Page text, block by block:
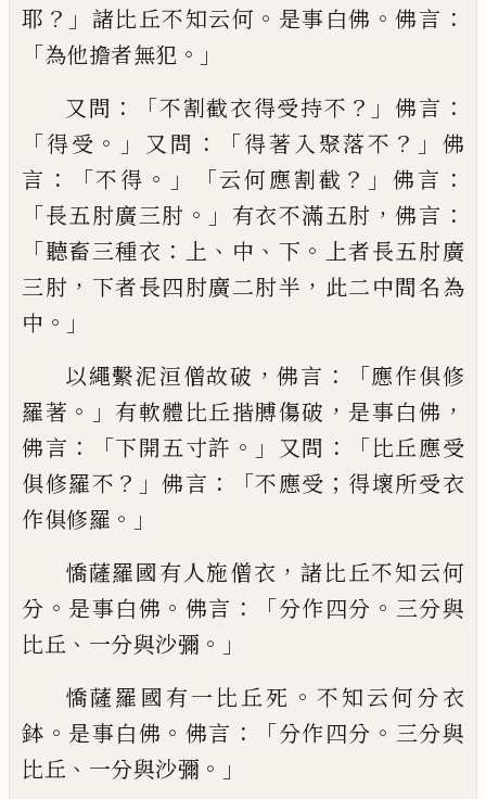
耶 ？」 諸比丘不知云何 。 是事白佛 。佛言 ：
「為他擔者無犯 。」
又問 ：「不割截衣得受持不 ？」佛言 ：
「得受 。」 又 問 ：「得著入聚落不 ？」 佛
言 ：「不得 。」「云何應割截 ？」 佛言 ：
「長五肘廣三肘 。」 有衣不滿五肘 ，佛言 ：
「聽畜三種衣 ： 上 、 中 、 下 。
上者長五肘廣
三肘 ， 下者長四肘廣二肘半 ， 此二中間名為
中 。」
以繩繫泥洹僧故破 ，佛言 ：「應作俱修
羅著 。」 有軟體比丘揩膊傷破 ， 是事白佛 ，
佛言 ：「下開五寸許 。」 又問 ：「比丘應受
俱修羅不 ？」佛言 ：「不應受 ； 得壞所受衣
作俱修羅 。」
憍薩羅國有人施僧衣 ，諸比丘不知云何
分 。 是事白佛 。 佛言 ：「分作四分 。 三分與
比丘 、 一分與沙彌 。」
憍薩羅國有一比丘死 。 不知云何分衣
鉢 。 是事白佛 。 佛言 ：「分作四分 。 三分與
比丘 、 一分與沙彌 。」